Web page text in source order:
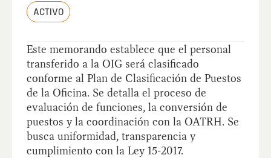
ACTIVO
Este memorando establece que el personal
transferido a la OIG será clasificado
conforme al Plan de Clasificación de Puestos
de la Oficina. Se detalla el proceso de
evaluación de funciones, la conversión de
puestos y la coordinación con la OATRH. Se
busca uniformidad, transparencia y
cumplimiento con la Ley 15-2017.